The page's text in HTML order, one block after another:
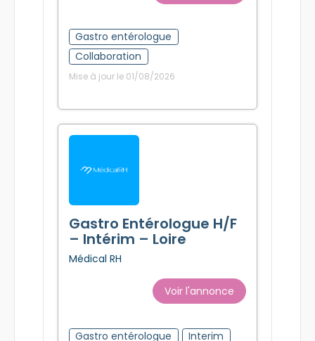
Gastro entérologue
Collaboration
Mise à jour le 01/08/2026
Gastro Entérologue H/F
– Intérim – Loire
Médical RH
Voir l'annonce
Gastro entérologue Interim